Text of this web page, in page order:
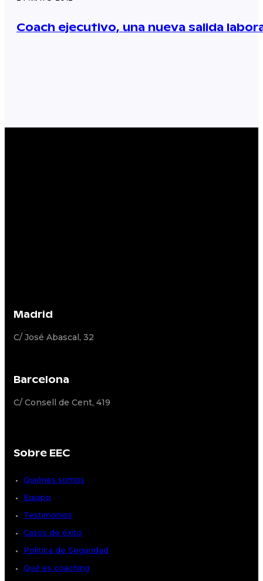
Coach ejecutivo, una nueva salida
Madrid
C/ José Abascal, 32
Barcelona
C/ Consell de Cent, 419
Sobre EEC
Quiénes somos
Equipo
Testimonios
Casos de éxito
Política de Seguridad
Qué es coaching